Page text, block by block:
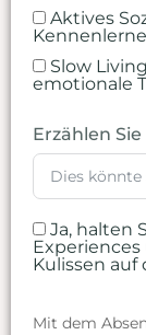
Aktives
Slow
emotionale
Erzählen
Ja, halten
Kulissen auf
Mit dem